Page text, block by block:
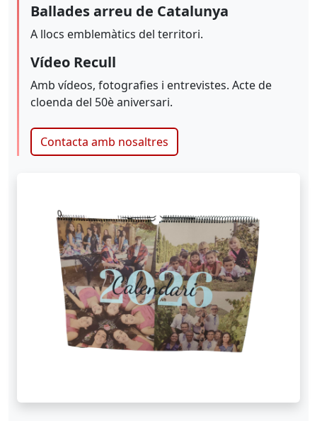
Ballades arreu de Catalunya
A llocs emblemàtics del territori.
Vídeo Recull
Amb vídeos, fotografies i entrevistes. Acte de
cloenda del 50è aniversari.
Contacta amb nosaltres